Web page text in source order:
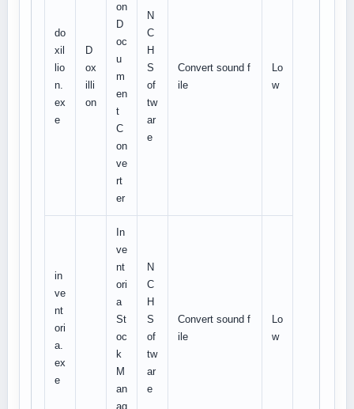
do
xil
lio
n.
ex
e
D
ox
illi
on
on
D
oc
u
m
en
t
C
on
ve
rt
er
N
C
H
S
of
tw
ar
e
Convert sound f
ile
Lo
w
in
ve
nt
ori
a.
ex
e
In
ve
nt
ori
a
St
oc
k
M
an
ag
N
C
H
S
of
tw
ar
e
Convert sound f
ile
Lo
w